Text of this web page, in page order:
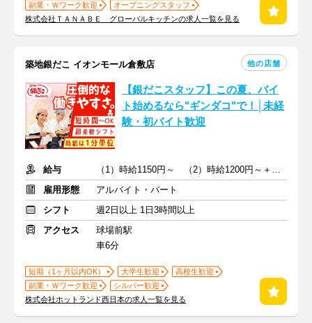
副業・Ｗワーク歓迎
オープニングスタッフ
株式会社ＴＡＮＡＢＥ グローバルキッチンの求人一覧を見る
築地銀だこ イオンモール倉敷店 他の店舗
【銀だこスタッフ】この夏、バイ
ト始めるなら"ギンダコ"で！│未経
験・初バイト歓迎
給与
（1）時給1150円～ （2）時給1200円～＋交通費支給
雇用形態
アルバイト・パート
シフト
週2日以上 1日3時間以上
アクセス
球場前駅
車6分
短期（1ヶ月以内OK） 大学生歓迎
高校生歓迎
副業・Ｗワーク歓迎
シルバー歓迎
株式会社ホットランド西日本の求人一覧を見る